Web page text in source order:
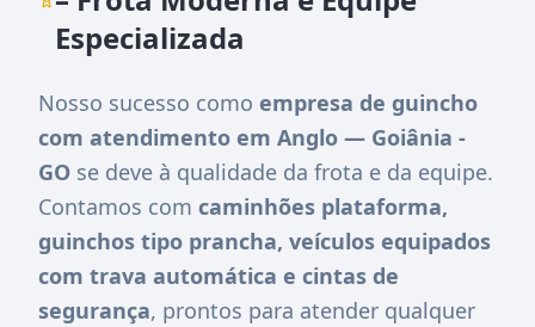
Especializada
Nosso sucesso como empresa de guincho
com atendimento em Anglo — Goiânia -
GO se deve à qualidade da frota e da equipe.
Contamos com caminhões plataforma,
guinchos tipo prancha, veículos equipados
com trava automática e cintas de
segurança, prontos para atender qualquer